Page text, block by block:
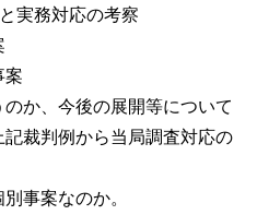
実務対応の考察
案
のか、今後の展開等について
裁判例から当局調査対応の
事案なのか。